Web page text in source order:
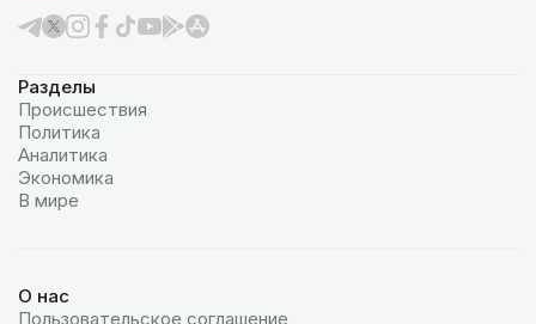
Разделы
Происшествия
Политика
Аналитика
Экономика
В мире
О нас
Пользовательское соглашение